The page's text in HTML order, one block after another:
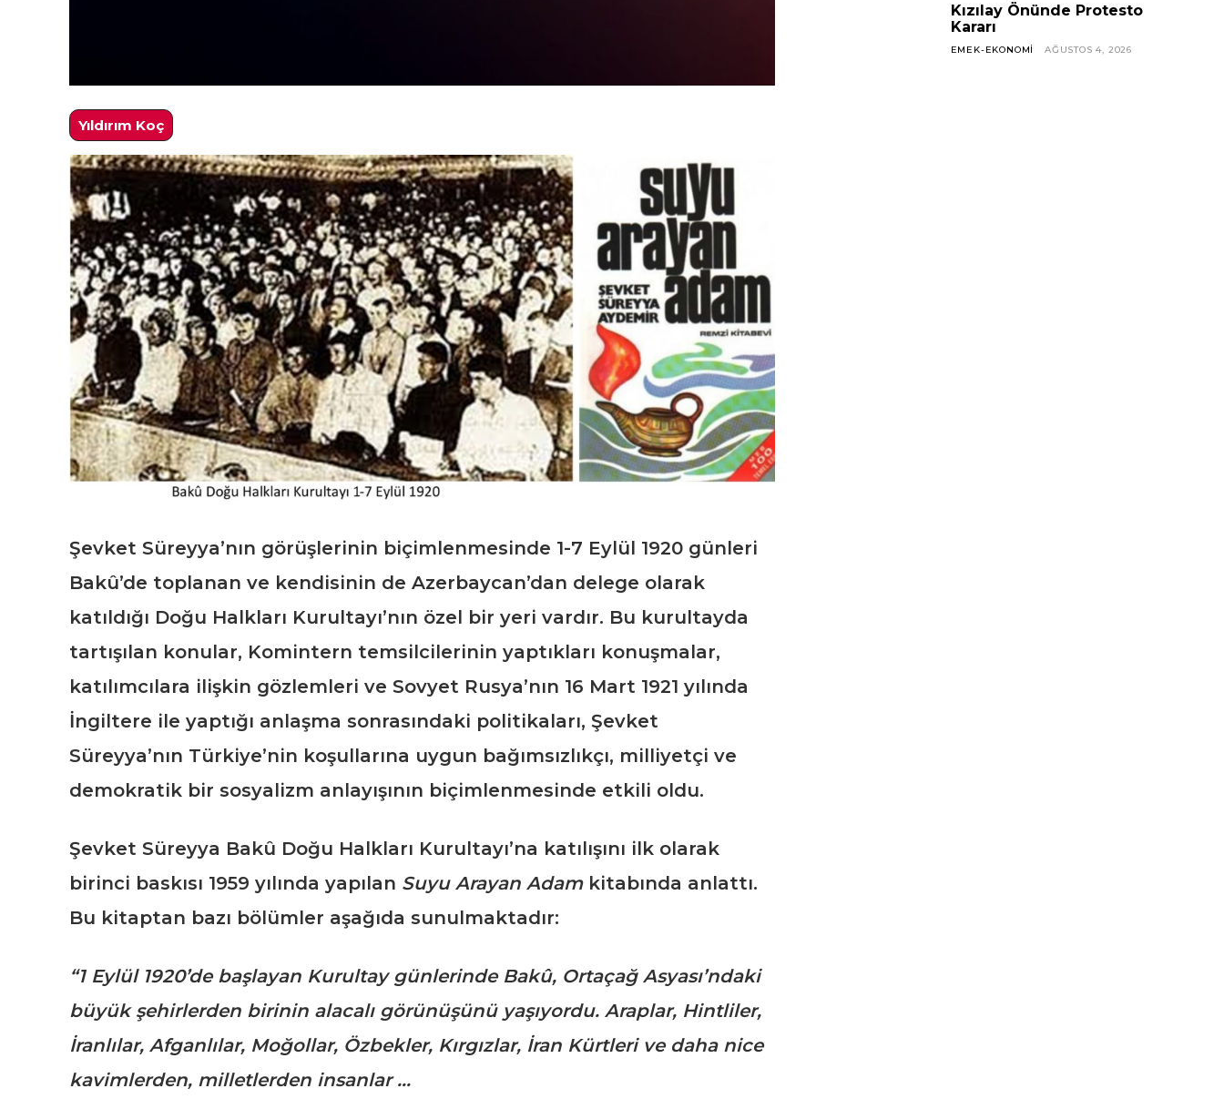
Yıldırım Koç
Şevket Süreyya’nın görüşlerinin biçimlenmesinde 1-7 Eylül 1920 günleri
Bakû’de toplanan ve kendisinin de Azerbaycan’dan delege olarak
katıldığı Doğu Halkları Kurultayı’nın özel bir yeri vardır. Bu kurultayda
tartışılan konular, Komintern temsilcilerinin yaptıkları konuşmalar,
katılımcılara ilişkin gözlemleri ve Sovyet Rusya’nın 16 Mart 1921 yılında
İngiltere ile yaptığı anlaşma sonrasındaki politikaları, Şevket
Süreyya’nın Türkiye’nin koşullarına uygun bağımsızlıkçı, milliyetçi ve
demokratik bir sosyalizm anlayışının biçimlenmesinde etkili oldu.
Şevket Süreyya Bakû Doğu Halkları Kurultayı’na katılışını ilk olarak
birinci baskısı 1959 yılında yapılan Suyu Arayan Adamkitabında anlattı.
Bu kitaptan bazı bölümler aşağıda sunulmaktadır:
“1 Eylül 1920’de başlayan Kurultay günlerinde Bakû, Ortaçağ Asyası’ndaki
büyük şehirlerden birinin alacalı görünüşünü yaşıyordu. Araplar, Hintliler,
İranlılar, Afganlılar, Moğollar, Özbekler, Kırgızlar, İran Kürtleri ve daha nice
kavimlerden, milletlerden insanlar …
Kızılay Önünde Protesto
Kararı
EMEK-EKONOMI AĞUSTOS 4, 2026